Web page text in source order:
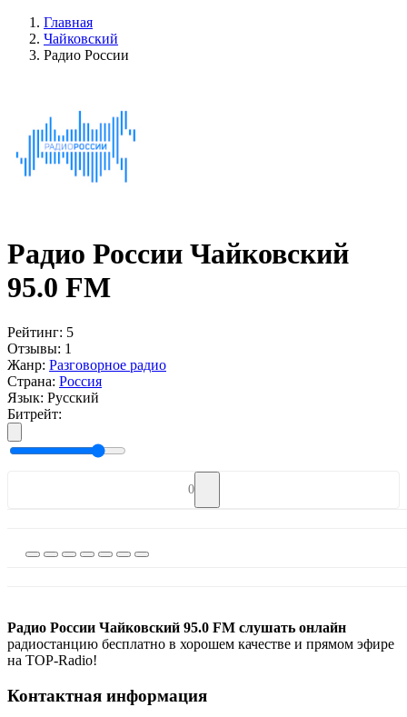
Главная
Чайковский
Радио России
Радио России Чайковский
95.0 FM
Рейтинг: 5
Отзывы: 1
Жанр: Разговорное радио
Страна: Россия
Язык: Русский
Битрейт:
0
Радио России Чайковский 95.0 FM слушать онлайн
радиостанцию бесплатно в хорошем качестве и прямом эфире
на TOP-Radio!
Контактная информация